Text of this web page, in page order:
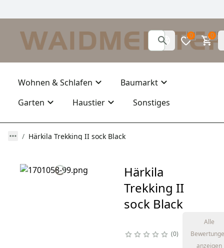
0 0
Wohnen & Schlafen
Baumarkt
Garten
Haustier Sonstiges
Härkila Trekking II sock Black
Härkila
Trekking II
sock Black
0
Alle
anzeigen